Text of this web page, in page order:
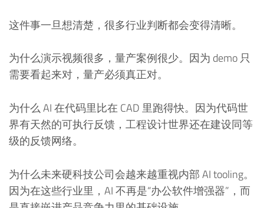
这件事一旦想清楚，很多行业判断都会变得清晰。
为什么演示视频很多，量产案例很少。因为 demo 只
需要看起来对，量产必须真正对。
为什么 AI 在代码里比在 CAD 里跑得快。因为代码世
界有天然的可执行反馈，工程设计世界还在建设同等
级的反馈网络。
为什么未来硬科技公司会越来越重视内部 AI tooling。
因为在这些行业里，AI 不再是“办公软件增强器”，而